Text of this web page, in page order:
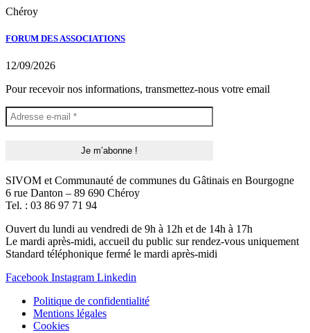
Chéroy
FORUM DES ASSOCIATIONS
12/09/2026
Pour recevoir nos informations, transmettez-nous votre email
SIVOM et Communauté de communes du Gâtinais en Bourgogne
6 rue Danton – 89 690 Chéroy
Tel. : 03 86 97 71 94
Ouvert du lundi au vendredi de 9h à 12h et de 14h à 17h
Le mardi après-midi, accueil du public sur rendez-vous uniquement
Standard téléphonique fermé le mardi après-midi
Facebook Instagram Linkedin
Politique de confidentialité
Mentions légales
Cookies